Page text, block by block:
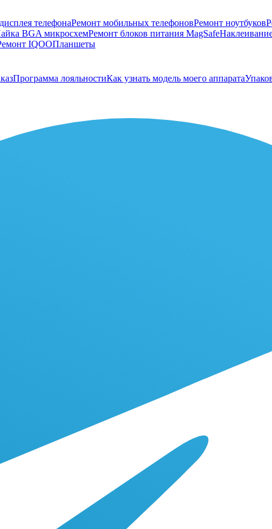
телефонаРемонт мобильных телефоновРемонт ноутбуков
BGA микросхемРемонт блоков питания MagSafe
IQOOПланшеты
Программа лояльностиКак узнать модель моего аппарата